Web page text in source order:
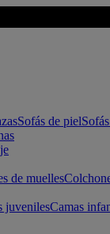
Sofás de piel
de muelles
juvenilesCamas